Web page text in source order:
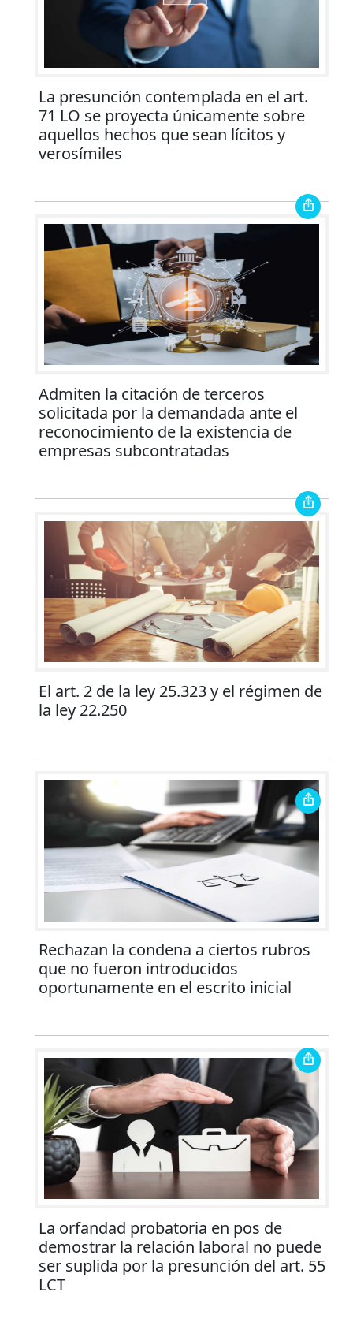
La presunción contemplada en el art.
71 LO se proyecta únicamente sobre
aquellos hechos que sean lícitos y
verosímiles
Admiten la citación de terceros
solicitada por la demandada ante el
reconocimiento de la existencia de
empresas subcontratadas
El art. 2 de la ley 25.323 y el régimen de
la ley 22.250
Rechazan la condena a ciertos rubros
que no fueron introducidos
oportunamente en el escrito inicial
La orfandad probatoria en pos de
demostrar la relación laboral no puede
ser suplida por la presunción del art. 55
LCT